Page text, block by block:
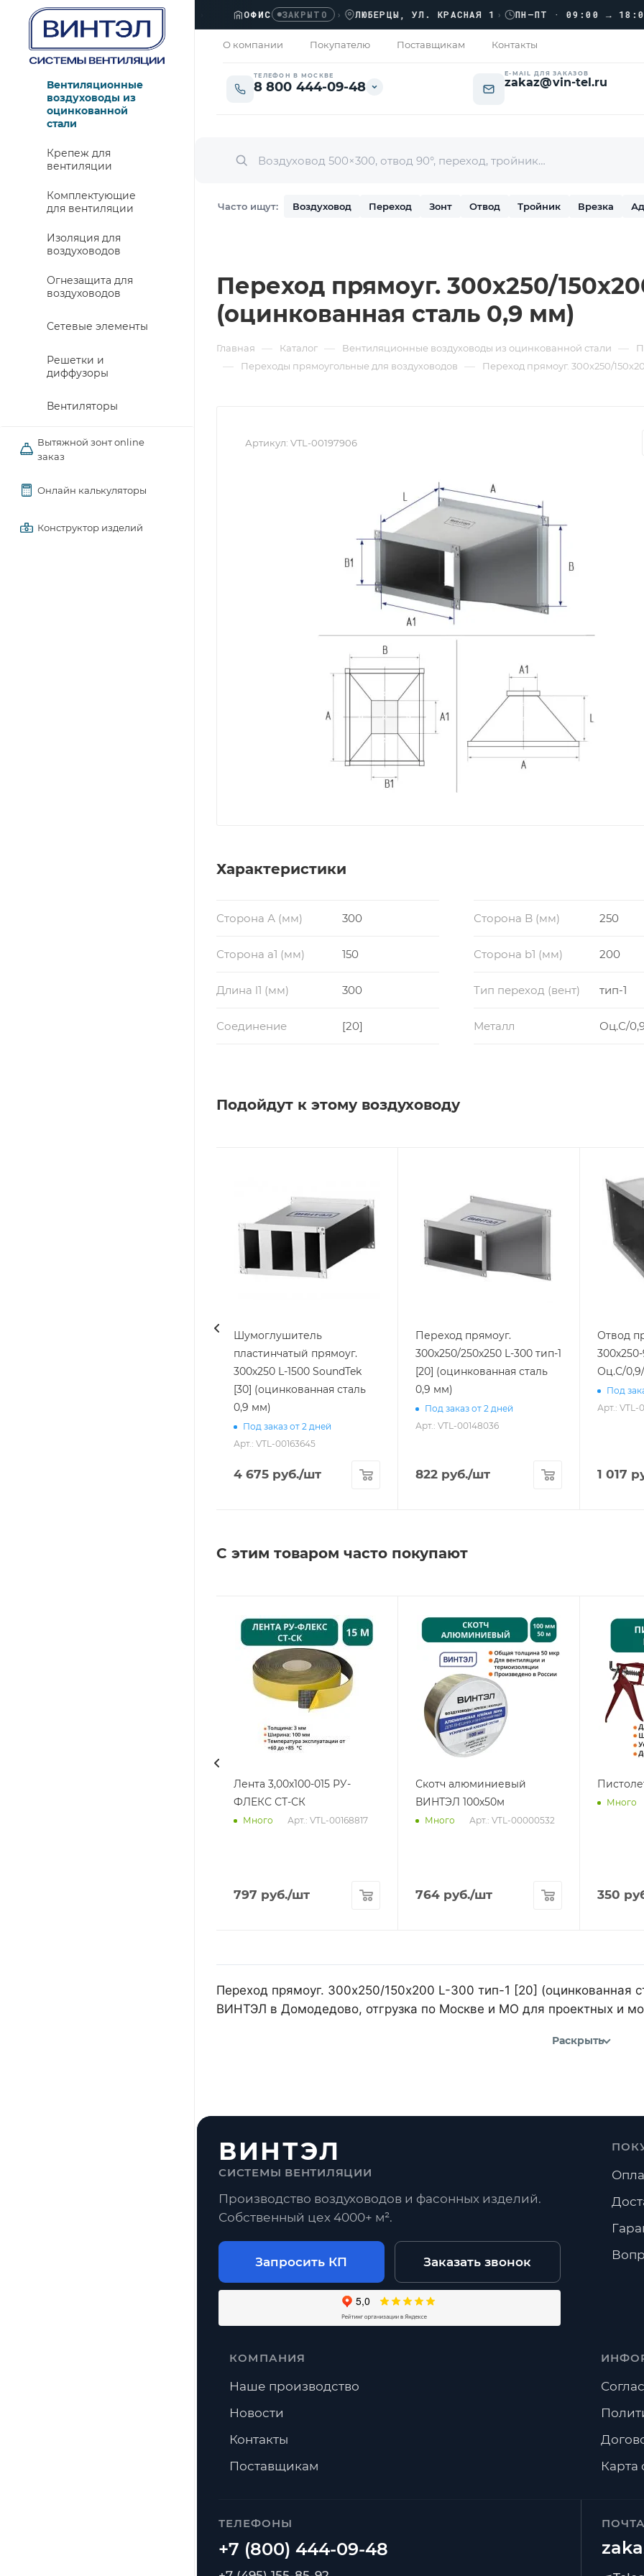
ОФИС ЗАКРЫТО › ЛЮБЕРЦЫ, УЛ. КРАСНАЯ 1› ПН–ПТ · 09:00 → 18:00
О компании Покупателю Поставщикам Контакты
ТЕЛЕФОН В МОСКВЕ
8 800 444-09-48
E-MAIL ДЛЯ ЗАКАЗОВ
zakaz@vin-tel.ru
Часто ищут: Воздуховод Переход Зонт Отвод Тройник Врезка
Вентиляционные
воздуховоды из
оцинкованной
стали
Крепеж для
вентиляции
Комплектующие
для вентиляции
Изоляция для
воздуховодов
Огнезащита для
воздуховодов
Сетевые элементы
Решетки и
диффузоры
Вентиляторы
Вытяжной зонт online
заказ
Онлайн калькуляторы
Конструктор изделий
Переход прямоуг. 300х250/
(оцинкованная сталь 0,9 мм)
Главная — Каталог — Вентиляционные воздуховоды из оцинкованной стали —
— Переходы прямоугольные для воздуховодов — Переход прямоуг. 300х250/
Артикул: VTL-00197906
Характеристики
Сторона А (мм) 300 Сторона B (мм) 250
Сторона a1 (мм) 150 Сторона b1 (мм) 200
Длина l1 (мм) 300 Тип переход (вент) тип-1
Соединение [20] Металл Оц.С/
Подойдут к этому воздуховоду
Шумоглушитель
пластинчатый прямоуг.
300х250 L-1500 SoundTek
[30] (оцинкованная сталь
0,9 мм)
Под заказ от 2 дней
Арт.: VTL-00163645
4 675 руб./шт
Переход прямоуг.
300х250/250х250 L-300 тип-1
[20] (оцинкованная сталь
0,9 мм)
Под заказ от 2 дней
Арт.: VTL-00148036
822 руб./шт
Отвод
Оц.С/
Под
Арт.: VTL-
1 017
С этим товаром часто покупают
Лента 3,00х100-015 РУ-
ФЛЕКС СТ-СК
Много Арт.: VTL-00168817
797 руб./шт
Скотч алюминиевый
ВИНТЭЛ 100х50м
Много Арт.: VTL-00000532
764 руб./шт
Много
350
Переход прямоуг. 300х250/150х200 L-300 тип-1 [20] (оцинкованная
ВИНТЭЛ в Домодедово, отгрузка по Москве и МО для проектных и
Раскрыть
ВИНТЭЛ
СИСТЕМЫ ВЕНТИЛЯЦИИ
Производство воздуховодов и фасонных изделий.
Собственный цех 4000+ м².
Запросить КП Заказать звонок
ТЕЛЕФОНЫ
КОМПАНИЯ
Наше производство
Новости
Контакты
Поставщикам
Карта